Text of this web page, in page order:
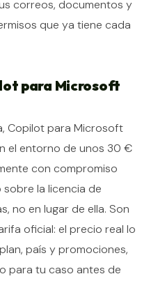
correos, documentos y
que ya tiene cada
para Microsoft
Copilot para Microsoft
el entorno de unos 30 €
con compromiso
la licencia de
no en lugar de ella. Son
oficial: el precio real lo
país y promociones,
para tu caso antes de